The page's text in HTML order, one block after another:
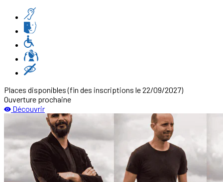
Places disponibles(fin des inscriptions le 22/09/2027)
Ouverture prochaine
Découvrir